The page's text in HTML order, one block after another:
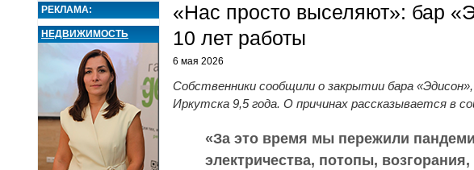
РЕКЛАМА:
НЕДВИЖИМОСТЬ
«Нас просто выселяют»: бар
10 лет работы
6 мая 2026
Собственники сообщили о закрытии бара
Иркутска 9,5 года. О причинах рассказывается в
«За это время мы пережили
электричества, потопы,